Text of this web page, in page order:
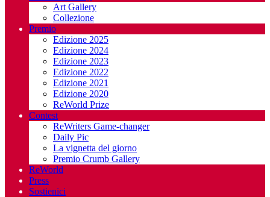
Art Gallery
Collezione
Premio
Edizione 2025
Edizione 2024
Edizione 2023
Edizione 2022
Edizione 2021
Edizione 2020
ReWorld Prize
Contest
ReWriters Game-changer
Daily Pic
La vignetta del giorno
Premio Crumb Gallery
ReWorld
Press
Sostienici